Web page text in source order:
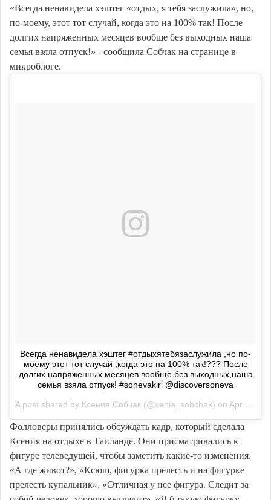
«Всегда ненавидела хэштег «отдых, я тебя заслужила», но,
по-моему, этот тот случай, когда это на 100% так! После
долгих напряженных месяцев вообще без выходных наша
семья взяла отпуск!» - сообщила Собчак на странице в
микроблоге.
Всегда ненавидела хэштег #отдыхятебязаслужила ,но по-
моему этот тот случай ,когда это на 100% так!??? После
долгих напряженных месяцев вообще без выходных,наша
семья взяла отпуск! #sonevakiri @discoversoneva
A post shared by Ксения Собчак (@xenia_sobchak) on Apr 2, 2018 at 11:36pm PDT
Фолловеры принялись обсуждать кадр, который сделала
Ксения на отдыхе в Таиланде. Они присматривались к
фигуре телеведущей, чтобы заметить какие-то изменения.
«А где живот?», «Ксюш, фигурка прелесть и на фигурке
прелесть купальник», «Отличная у нее фигура. Следит за